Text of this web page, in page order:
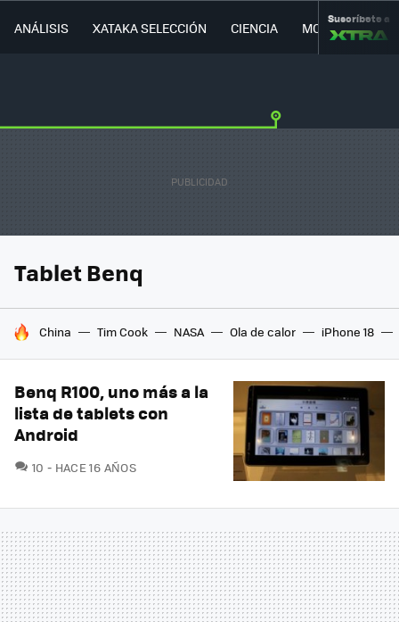
ANÁLISIS XATAKA SELECCIÓN CIENCIA MOVILIDAD
Suscríbete a
Tablet Benq
HOY SE HABLA DE
China Tim Cook NASA Ola de calor iPhone 18
Benq R100, uno más a la
lista de tablets con
Android
10 COMENTARIOS
HACE 16 AÑOS